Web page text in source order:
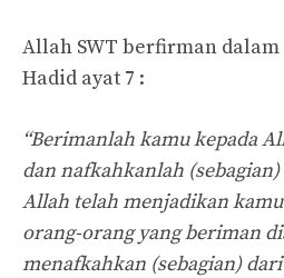
Allah SWT berfirman dalam
Hadid ayat 7 :
“Berimanlah kamu kepada
dan nafkahkanlah
Allah telah menjadikan
orang-orang yang beriman
menafkahkan (sebagian)